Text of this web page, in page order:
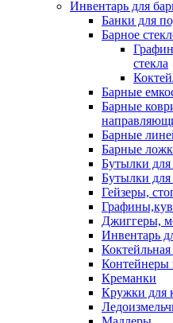
Инвентарь для
Банки для
Барное
стекла
Барные
Барные
Барные
Барные
Бутылки для
Бутылки
Гейзеры,
Джиггеры,
Инвентарь
Контейнеры
Креманки
Кружки для